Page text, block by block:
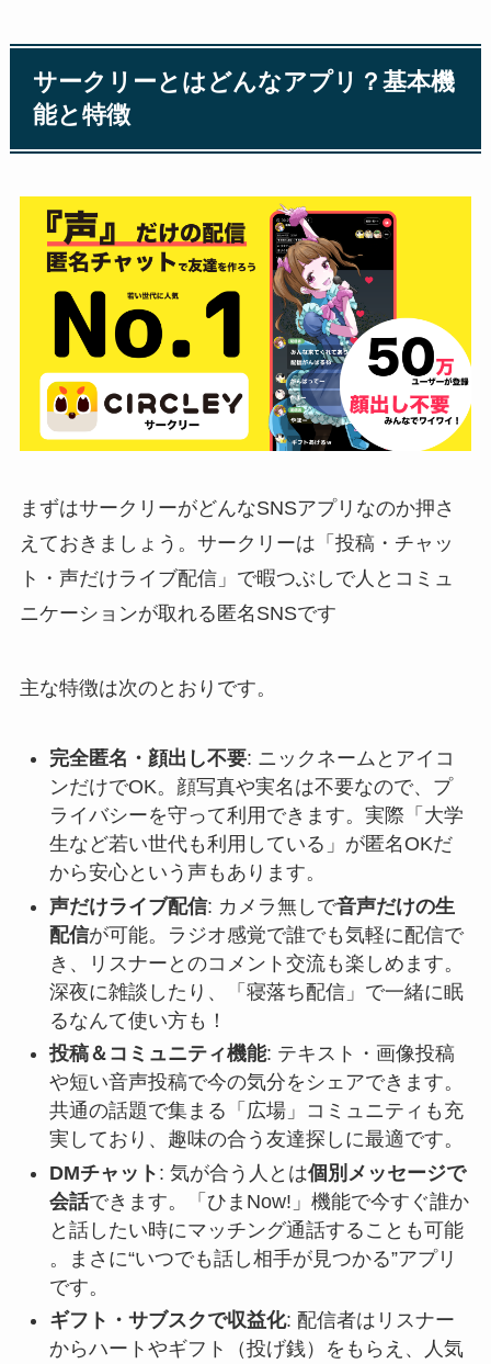
サークリーとはどんなアプリ？基本機
能と特徴
まずはサークリーがどんなSNSアプリなのか押さ
えておきましょう。サークリーは「投稿・チャッ
ト・声だけライブ配信」で暇つぶしで人とコミュ
ニケーションが取れる匿名SNSです​
主な特徴は次のとおりです。
完全匿名・顔出し不要: ニックネームとアイコ
ンだけでOK。顔写真や実名は不要なので、プ
ライバシーを守って利用できます。​実際「大学
生など若い世代も利用している」が匿名OKだ
から安心という声もあります​。
声だけライブ配信: カメラ無しで音声だけの生
配信が可能。ラジオ感覚で誰でも気軽に配信で
き、リスナーとのコメント交流も楽しめます。
深夜に雑談したり、「寝落ち配信」で一緒に眠
るなんて使い方も！
投稿＆コミュニティ機能: テキスト・画像投稿
や短い音声投稿で今の気分をシェアできます。
共通の話題で集まる「広場」コミュニティも充
実しており、趣味の合う友達探しに最適です​。
DMチャット : 気が合う人とは個別メッセージで
会話できます。「ひまNow!」機能で今すぐ誰か
と話したい時にマッチング通話することも可能​
。まさに“いつでも話し相手が見つかる”アプリ
です。
ギフト・サブスクで収益化: 配信者はリスナー
からハートやギフト（投げ銭）をもらえ、人気